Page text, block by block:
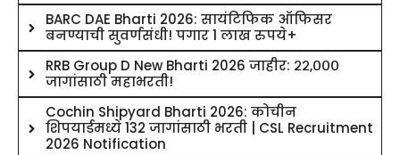
BARC DAE Bharti 2026: सायंटिफिक ऑफिसर
बनण्याची सुवर्णसंधी! पगार 1 लाख रुपये+
RRB Group D New Bharti 2026 जाहीर: २२,०००
जागांसाठी महाभरती!
Cochin Shipyard Bharti 2026: कोचीन
शिपयार्डमध्ये 132 जागांसाठी भरती | CSL Recruitment
2026 Notification